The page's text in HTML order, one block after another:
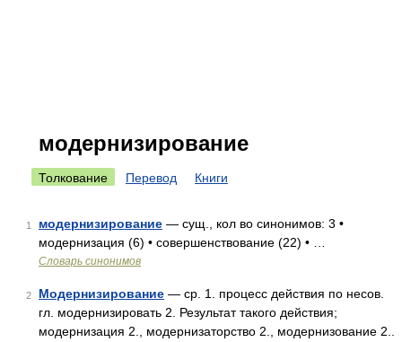
модернизирование
Толкование Перевод Книги
1 модернизирование — сущ., кол во синонимов: 3 •
модернизация (6) • совершенствование (22) • …
Словарь синонимов
2 Модернизирование — ср. 1. процесс действия по несов.
гл. модернизировать 2. Результат такого действия;
модернизация 2., модернизаторство 2., модернизование 2..